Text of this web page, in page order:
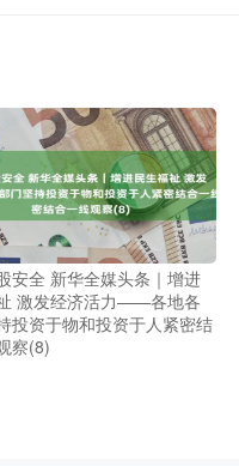
安全 新华全媒头条｜增进
激发经济活力——各地各
投资于物和投资于人紧密结
察(8)